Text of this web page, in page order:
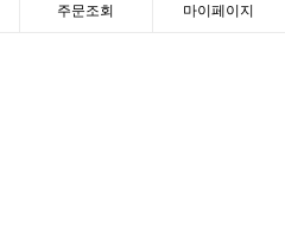
주문조회 마이페이지